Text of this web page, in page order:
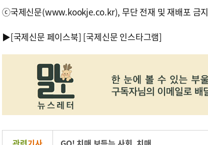
ⓒ국제신문(www.kookje.co.kr), 무단 전재 및 재배포 금지
▶[국제신문 페이스북] [국제신문 인스타그램]